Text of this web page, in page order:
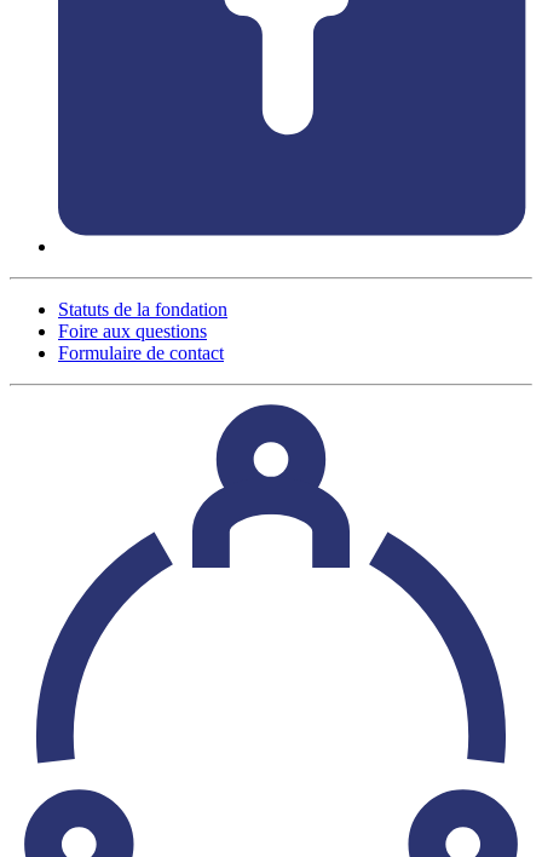
Statuts de la fondation
Foire aux questions
Formulaire de contact